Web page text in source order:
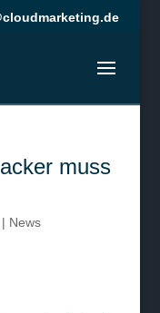
muss
| News